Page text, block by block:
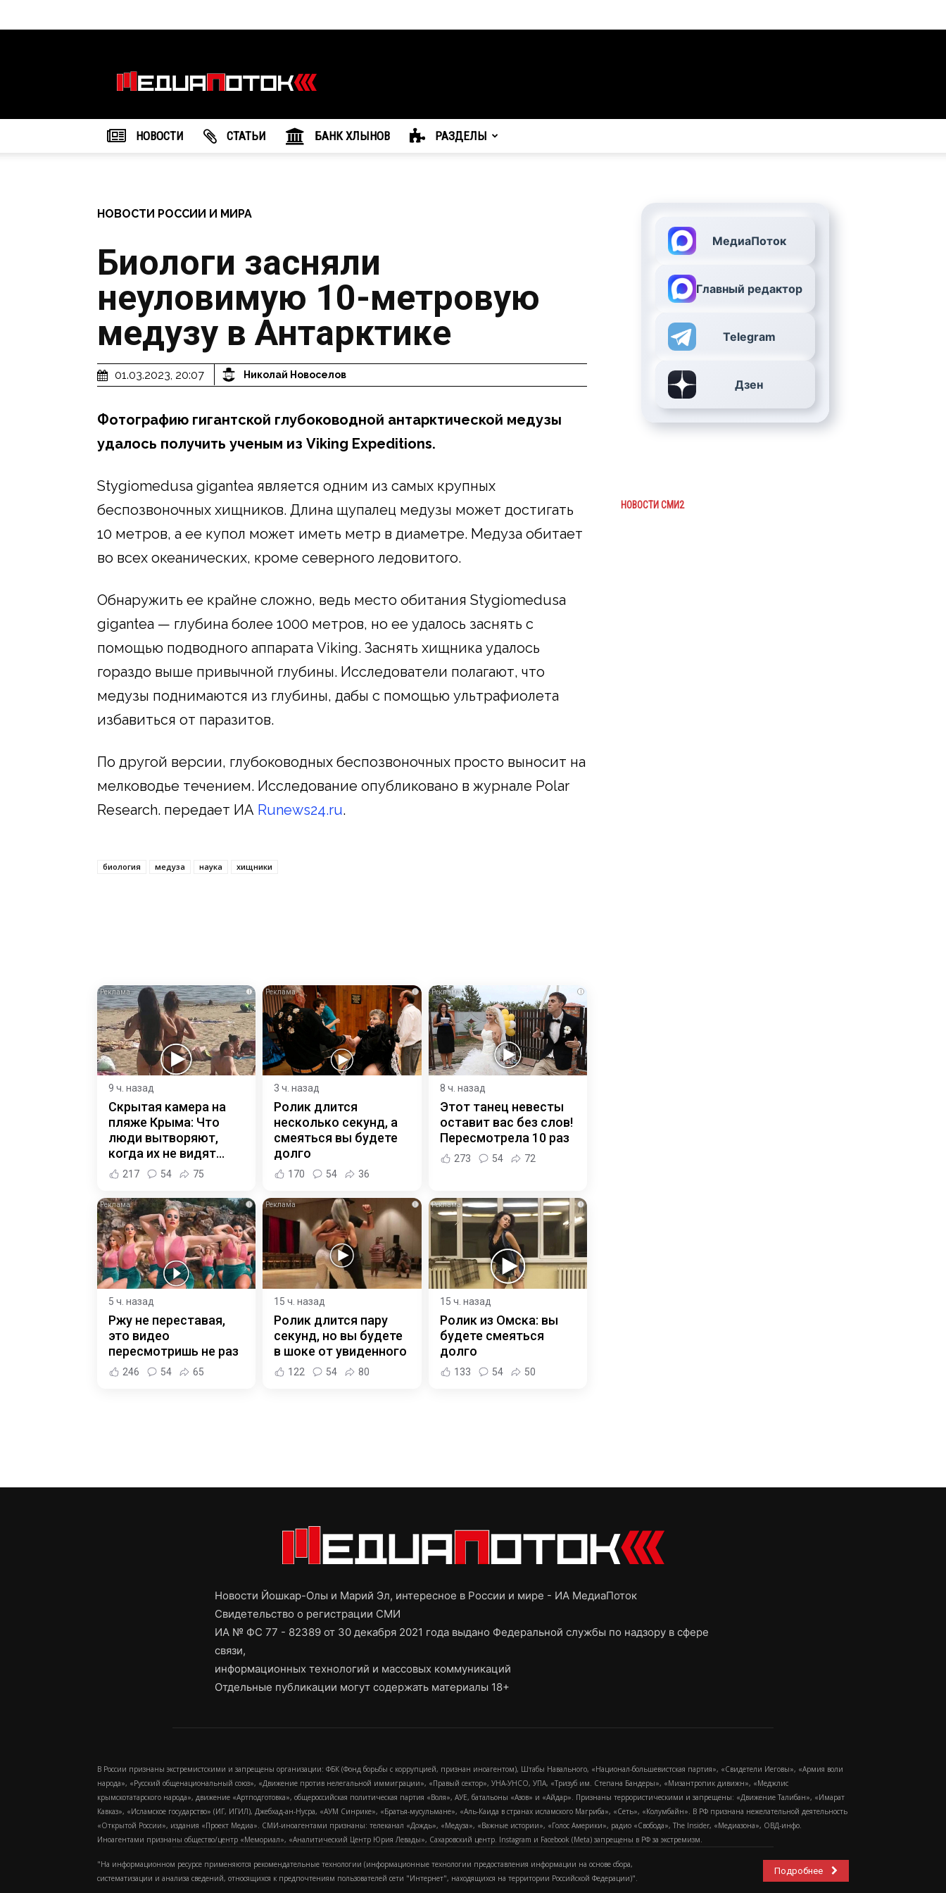
агентство
"МедиаПоток"
НОВОСТИ CТАТЬИ БАНК ХЛЫНОВ РАЗДЕЛЫ
НОВОСТИ РОССИИ И МИРА
Биологи засняли
неуловимую 10-метровую
медузу в Антарктике
01.03.2023, 20:07 Николай Новоселов
Фотографию гигантской глубоководной антарктической медузы
удалось получить ученым из Viking Expeditions.
Stygiomedusa gigantea является одним из самых крупных
беспозвоночных хищников. Длина щупалец медузы может достигать
10 метров, а ее купол может иметь метр в диаметре. Медуза обитает
во всех океанических, кроме северного ледовитого.
Обнаружить ее крайне сложно, ведь место обитания Stygiomedusa
gigantea — глубина более 1000 метров, но ее удалось заснять с
помощью подводного аппарата Viking. Заснять хищника удалось
гораздо выше привычной глубины. Исследователи полагают, что
медузы поднимаются из глубины, дабы с помощью ультрафиолета
избавиться от паразитов.
По другой версии, глубоководных беспозвоночных просто выносит на
мелководье течением. Исследование опубликовано в журнале Polar
Research. передает ИА Runews24.ru.
биология медуза наука хищники
i
9 ч. назад
Скрытая камера на
пляже Крыма: Что
люди вытворяют,
когда их не видят...
217 54 75
i
3 ч. назад
Ролик длится
несколько секунд, а
смеяться вы будете
долго
170 54 36
i
8 ч. назад
Этот танец невесты
оставит вас без слов!
Пересмотрела 10 раз
273 54 72
i
5 ч. назад
Ржу не переставая,
это видео
пересмотришь не раз
246 54 65
i
15 ч. назад
Ролик длится пару
секунд, но вы будете
в шоке от увиденного
122 54 80
i
15 ч. назад
Ролик из Омска: вы
будете смеяться
долго
133 54 50
МедиаПоток
Главный редактор
Telegram
Дзен
НОВОСТИ СМИ2
Новости Йошкар-Олы и Марий Эл, интересное в России и мире - ИА МедиаПоток
Свидетельство о регистрации СМИ
ИА № ФС 77 - 82389 от 30 декабря 2021 года выдано Федеральной службы по надзору в сфере
связи,
информационных технологий и массовых коммуникаций
Отдельные публикации могут содержать материалы 18+
В России признаны экстремистскими и запрещены организации: ФБК (Фонд борьбы с коррупцией, признан иноагентом), Штабы Навального, «Национал-большевистская партия», «Свидетели Иеговы», «Армия воли
народа», «Русский общенациональный союз», «Движение против нелегальной иммиграции», «Правый сектор», УНА-УНСО, УПА, «Тризуб им. Степана Бандеры», «Мизантропик дивижн», «Меджлис
крымскотатарского народа», движение «Артподготовка», общероссийская политическая партия «Воля», АУЕ, батальоны «Азов» и «Айдар». Признаны террористическими и запрещены: «Движение Талибан», «Имарат
Кавказ», «Исламское государство» (ИГ, ИГИЛ), Джебхад-ан-Нусра, «АУМ Синрике», «Братья-мусульмане», «Аль-Каида в странах исламского Магриба», «Сеть», «Колумбайн». В РФ признана нежелательной деятельность
«Открытой России», издания «Проект Медиа». СМИ-иноагентами признаны: телеканал «Дождь», «Медуза», «Важные истории», «Голос Америки», радио «Свобода», The Insider, «Медиазона», ОВД-инфо.
Иноагентами признаны общество/центр «Мемориал», «Аналитический Центр Юрия Левады», Сахаровский центр. Instagram и Facebook (Metа) запрещены в РФ за экстремизм.
"На информационном ресурсе применяются рекомендательные технологии (информационные технологии предоставления информации на основе сбора,
систематизации и анализа сведений, относящихся к предпочтениям пользователей сети "Интернет", находящихся на территории Российской Федерации)".
Подробнее